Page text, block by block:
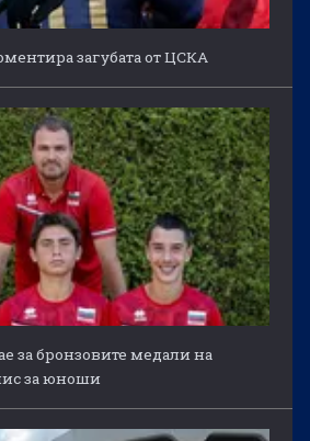
загубата от ЦСКА
за бронзовите медали на
за юноши